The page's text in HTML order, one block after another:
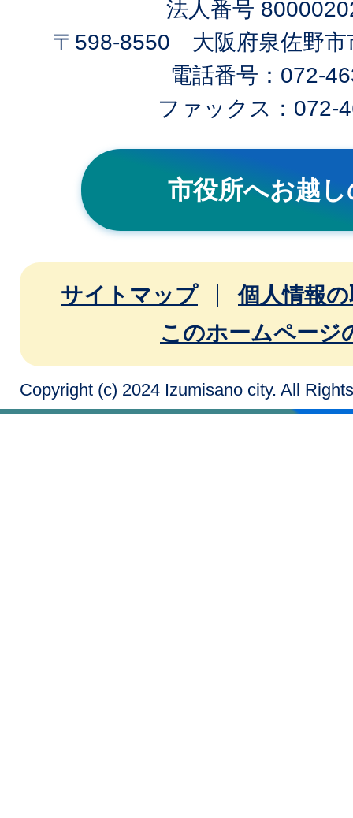
法人番号
〒598-8550 大阪府泉佐野市
電話番号：072-
ファックス：072-
市役所へお越
サイトマップ
個人情報
このホームページ
Copyright (c) 2024 Izumisano city. All